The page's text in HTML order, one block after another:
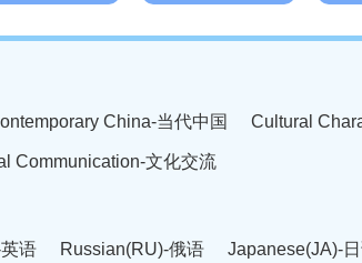
China-当代中国 Cultural
Communication-文化交流
语 Russian(RU)-俄语 Japanese(JA)-